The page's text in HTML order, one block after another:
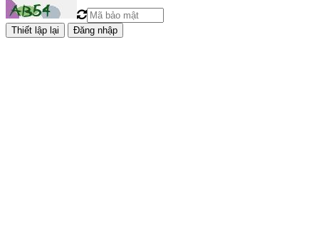
Đăng nhập